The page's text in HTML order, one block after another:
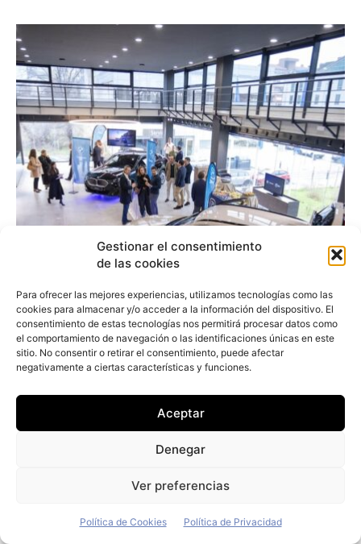
Gestionar el consentimiento
de las cookies
Para ofrecer las mejores experiencias, utilizamos tecnologías como las
cookies para almacenar y/o acceder a la información del dispositivo. El
consentimiento de estas tecnologías nos permitirá procesar datos como
el comportamiento de navegación o las identificaciones únicas en este
sitio. No consentir o retirar el consentimiento, puede afectar
negativamente a ciertas características y funciones.
Aceptar
Denegar
Ver preferencias
Política de Cookies Política de Privacidad
El grupo Prim incorpora a su flota sus
primeros 42 vehículos eléctricos